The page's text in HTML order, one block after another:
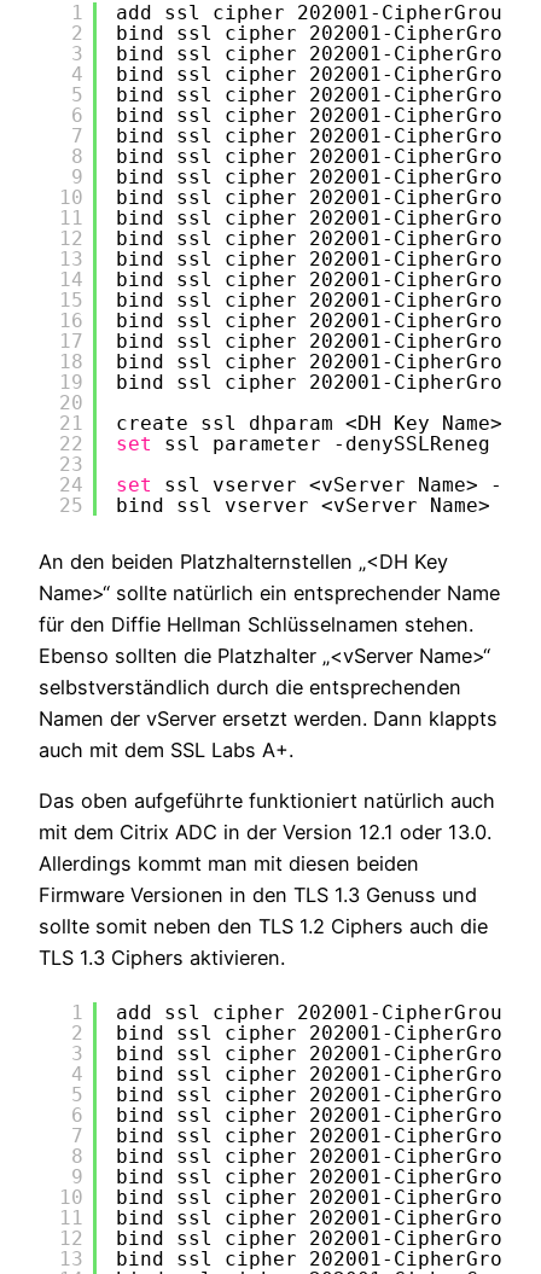
1
2
3
4
5
6
7
8
9
10
11
12
13
14
15
16
17
18
19
20
21
22
23
24
25
add ssl cipher 202001-CipherGroup
bind ssl cipher 202001-CipherGroup -
bind ssl cipher 202001-CipherGroup -
bind ssl cipher 202001-CipherGroup -
bind ssl cipher 202001-CipherGroup -
bind ssl cipher 202001-CipherGroup -
bind ssl cipher 202001-CipherGroup -
bind ssl cipher 202001-CipherGroup -
bind ssl cipher 202001-CipherGroup -
bind ssl cipher 202001-CipherGroup -
bind ssl cipher 202001-CipherGroup -
bind ssl cipher 202001-CipherGroup -
bind ssl cipher 202001-CipherGroup -
bind ssl cipher 202001-CipherGroup -
bind ssl cipher 202001-CipherGroup -
bind ssl cipher 202001-CipherGroup -
bind ssl cipher 202001-CipherGroup -
bind ssl cipher 202001-CipherGroup
bind ssl cipher 202001-CipherGroup
create ssl dhparam <DH Key Name>
set
ssl parameter -denySSLReneg
set
ssl vserver <vServer Name> -ssl3
bind ssl vserver <vServer Name> -
An den beiden Platzhalternstellen „<DH Key
Name>“ sollte natürlich ein entsprechender Name
für den Diffie Hellman Schlüsselnamen stehen.
Ebenso sollten die Platzhalter „<vServer Name>“
selbstverständlich durch die entsprechenden
Namen der vServer ersetzt werden. Dann klappts
auch mit dem SSL Labs A+.
Das oben aufgeführte funktioniert natürlich auch
mit dem Citrix ADC in der Version 12.1 oder 13.0.
Allerdings kommt man mit diesen beiden
Firmware Versionen in den TLS 1.3 Genuss und
sollte somit neben den TLS 1.2 Ciphers auch die
TLS 1.3 Ciphers aktivieren.
1
2
3
4
5
6
7
8
9
10
11
12
13
add ssl cipher 202001-CipherGroup
bind ssl cipher 202001-CipherGroup
bind ssl cipher 202001-CipherGroup -
bind ssl cipher 202001-CipherGroup
bind ssl cipher 202001-CipherGroup -
bind ssl cipher 202001-CipherGroup -
bind ssl cipher 202001-CipherGroup -
bind ssl cipher 202001-CipherGroup -
bind ssl cipher 202001-CipherGroup -
bind ssl cipher 202001-CipherGroup -
bind ssl cipher 202001-CipherGroup -
bind ssl cipher 202001-CipherGroup -
bind ssl cipher 202001-CipherGroup -